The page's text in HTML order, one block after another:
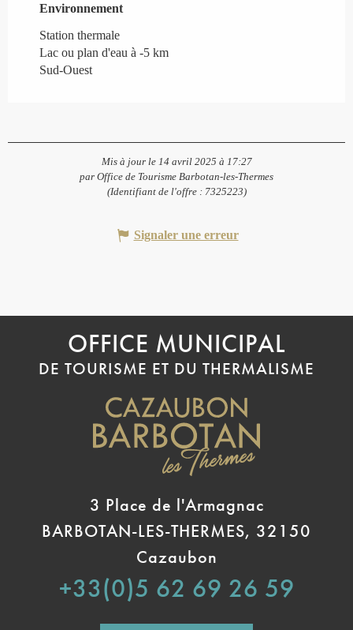
Environnement
Environnement
Station thermale
Lac ou plan d'eau à -5 km
Sud-Ouest
Mis à jour le 14 avril 2025 à 17:27
par Office de Tourisme Barbotan-les-Thermes
(Identifiant de l'offre : 7325223)
Signaler une erreur
OFFICE MUNICIPAL
DE TOURISME ET DU THERMALISME
3 Place de l'Armagnac
BARBOTAN-LES-THERMES, 32150
Cazaubon
+33(0)5 62 69 26 59